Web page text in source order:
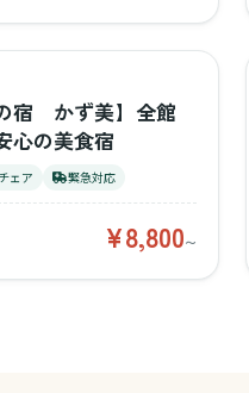
宿 かず美】全館
心の美食宿
ェア 緊急対応
¥8,800〜